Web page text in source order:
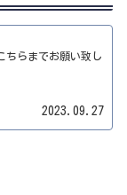
ちらまでお願い致し
2023.09.27